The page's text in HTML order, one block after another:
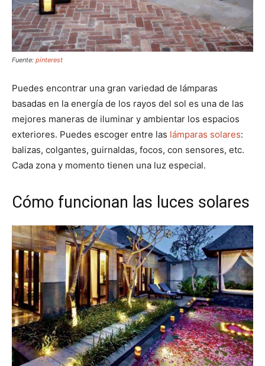
Fuente: pinterest
Puedes encontrar una gran variedad de lámparas
basadas en la energía de los rayos del sol es una de las
mejores maneras de iluminar y ambientar los espacios
exteriores. Puedes escoger entre las lámparas solares:
balizas, colgantes, guirnaldas, focos, con sensores, etc.
Cada zona y momento tienen una luz especial.
Cómo funcionan las luces solares